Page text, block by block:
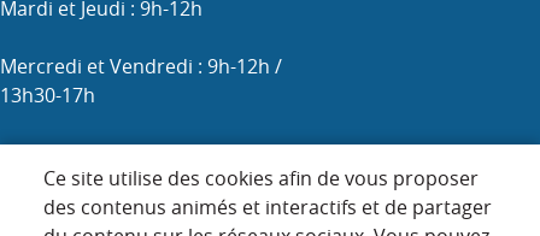
Ce site utilise des cookies afin de vous proposer
des contenus animés et interactifs et de partager
Mardi et Jeudi : 9h-12h
Mercredi et Vendredi : 9h-12h /
13h30-17h
Samedi : 9h-12h (les 1er, 3e et 5e)